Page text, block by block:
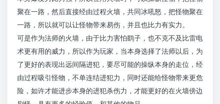
聚在一路，然后直接经由过程火墙，共同冰吼怒，把怪物聚在
一路，所以就可以让怪物带来易伤，并且也比力有实力。
可是作为法师的火墙，由于比力害怕鹞子，也不克不及比雷电
术更有用的威力，所以作为玩家，当本身选择了法师以后，为
了更好的表现出远间隔进犯，要尽可能的操纵本身的走位，经
由过程吸引怪物，不单连结进犯力，同时还能给怪物带来更危
险，如许才能进步本身的进犯杀伤力，才能更好的在火墙傍边